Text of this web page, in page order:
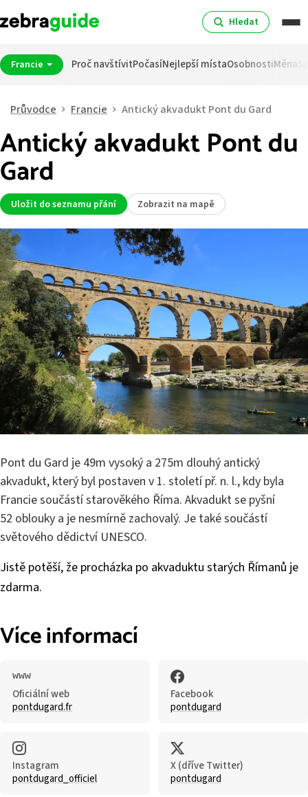
Hledat
Francie Proč navštívitPočasíNejlepší místaOsobnostiMěna
Průvodce Francie Antický akvadukt Pont du Gard
Antický akvadukt Pont du
Gard
Uložit do seznamu přání Zobrazit na mapě
Pont du Gard je 49m vysoký a 275m dlouhý antický
akvadukt, který byl postaven v 1. století př. n. l., kdy byla
Francie součástí starověkého Říma. Akvadukt se pyšní
52 oblouky a je nesmírně zachovalý. Je také součástí
světového dědictví UNESCO.
Jistě potěší, že procházka po akvaduktu starých Římanů je
zdarma.
Více informací
Oficiální web
pontdugard.fr
Facebook
pontdugard
Instagram
pontdugard_officiel
X (dříve Twitter)
pontdugard